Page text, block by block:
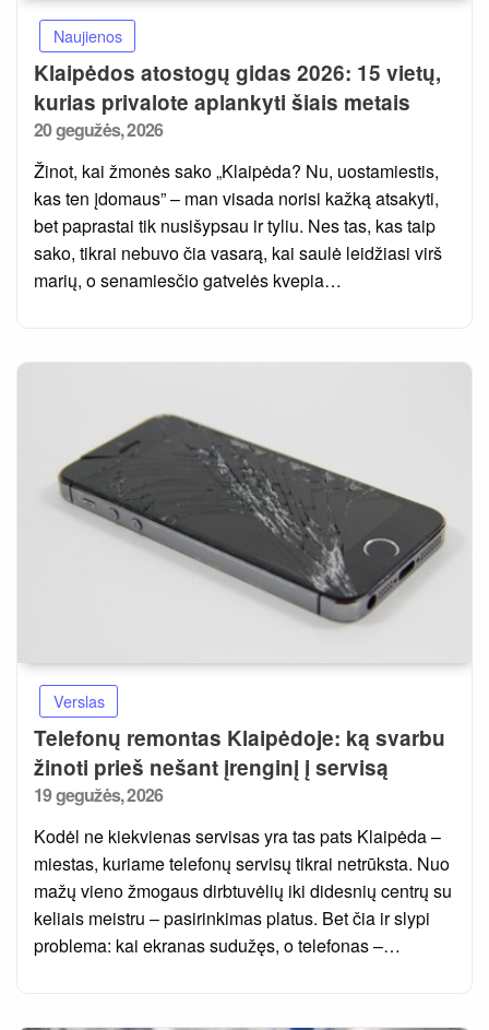
Naujienos
Klaipėdos atostogų gidas 2026: 15 vietų,
kurias privalote aplankyti šiais metais
Posted
20 gegužės, 2026
Žinot, kai žmonės sako „Klaipėda? Nu, uostamiestis,
kas ten įdomaus” – man visada norisi kažką atsakyti,
bet paprastai tik nusišypsau ir tyliu. Nes tas, kas taip
sako, tikrai nebuvo čia vasarą, kai saulė leidžiasi virš
marių, o senamiesčio gatvelės kvepia…
Verslas
Telefonų remontas Klaipėdoje: ką svarbu
žinoti prieš nešant įrenginį į servisą
Posted
19 gegužės, 2026
Kodėl ne kiekvienas servisas yra tas pats Klaipėda –
miestas, kuriame telefonų servisų tikrai netrūksta. Nuo
mažų vieno žmogaus dirbtuvėlių iki didesnių centrų su
keliais meistru – pasirinkimas platus. Bet čia ir slypi
problema: kai ekranas sudužęs, o telefonas –…